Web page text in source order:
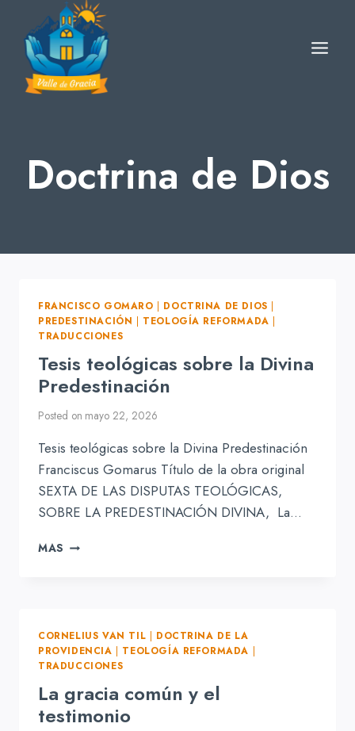
content
Doctrina de Dios
FRANCISCO GOMARO | DOCTRINA DE DIOS |
PREDESTINACIÓN | TEOLOGÍA REFORMADA |
TRADUCCIONES
Tesis teológicas sobre la Divina
Predestinación
Posted on mayo 22, 2026
Tesis teológicas sobre la Divina Predestinación
Franciscus Gomarus Título de la obra original
SEXTA DE LAS DISPUTAS TEOLÓGICAS,
SOBRE LA PREDESTINACIÓN DIVINA, La…
MAS TESIS
PREDESTINACIÓN
CORNELIUS VAN TIL
DOCTRINA DE LA
PROVIDENCIA
TEOLOGÍA REFORMADA
TRADUCCIONES
La gracia común y el
testimonio